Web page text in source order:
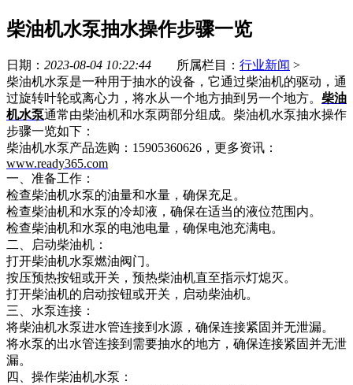
柴油机水泵抽水操作步骤一览
日期： 2023-08-04 10:22:44 所属栏目： 行业新闻 >
柴油机水泵是一种用于抽水的设备，它通过柴油机的驱动，通
过旋转叶轮或离心力，将水从一个地方抽到另一个地方。 柴油
机水泵通常由柴油机和水泵两部分组成。柴油机水泵抽水操作
步骤一览如下：
柴油机水泵产品选购：15905360626，更多资讯：
www.ready365.com
一、准备工作：
检查柴油机水泵的油量和水量，确保充足。
检查柴油机和水泵的冷却液，确保在适当的液位范围内。
检查柴油机和水泵的电池电量，确保电池充满电。
二、启动柴油机：
打开柴油机水泵燃油阀门。
按压预热按钮或开关，预热柴油机直至指示灯熄灭。
打开柴油机的启动按钮或开关，启动柴油机。
三、水泵连接：
将柴油机水泵进水管连接到水源，确保连接紧固并无泄漏。
将水泵的出水管连接到需要抽水的地方，确保连接紧固并无泄
漏。
四、操作柴油机水泵：